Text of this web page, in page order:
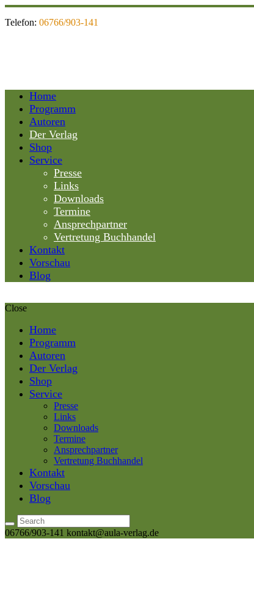
Telefon: 06766/903-141
Home
Programm
Autoren
Der Verlag
Shop
Service
Presse
Links
Downloads
Termine
Ansprechpartner
Vertretung Buchhandel
Kontakt
Vorschau
Blog
Close
Home
Programm
Autoren
Der Verlag
Shop
Service
Presse
Links
Downloads
Termine
Ansprechpartner
Vertretung Buchhandel
Kontakt
Vorschau
Blog
06766/903-141 kontakt@aula-verlag.de